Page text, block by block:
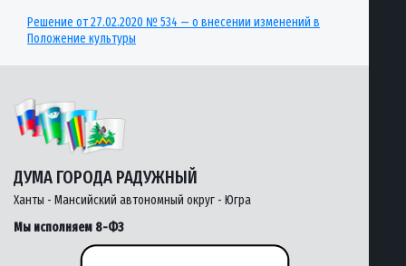
Решение от 27.02.2020 № 534 — о внесении изменений в
Положение культуры
ДУМА ГОРОДА РАДУЖНЫЙ
Ханты - Мансийский автономный округ - Югра
Мы исполняем 8-ФЗ